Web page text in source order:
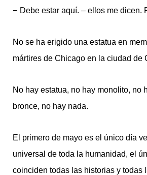
– Debe estar aquí. – ellos me dicen.
No se ha erigido una estatua en
mártires de Chicago en la ciudad de
No hay estatua, no hay monolito, no
bronce, no hay nada.
El primero de mayo es el único día
universal de toda la humanidad, el
coinciden todas las historias y todas